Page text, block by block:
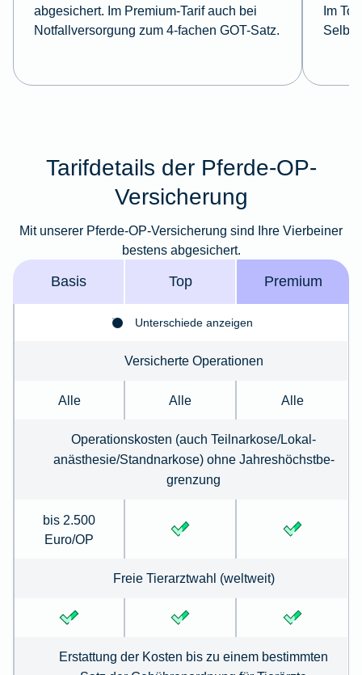
abgesichert. Im Premium-Tarif auch bei
Notfallversorgung zum 4-fachen GOT-Satz.
Im
Tarifdetails der Pferde-OP-
Versicherung
Mit unserer Pferde-OP-Versicherung sind Ihre Vierbeiner
bestens abgesichert.
Basis Top Premium
Unterschiede anzeigen
Versicherte Operationen
Alle Alle Alle
Operationskosten (auch Teilnarkose/Lokal­
anästhesie/Standnarkose) ohne Jahreshöchstbe­
grenzung
bis 2.500
Euro/OP
Freie Tierarztwahl (weltweit)
Erstattung der Kosten bis zu einem bestimmten